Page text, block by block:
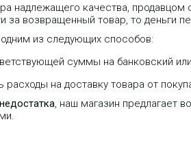
надлежащего качества,
за возвращенный товар, то деньги
из следующих способов:
суммы на банковский
на доставку товара от
, наш магазин предлагает